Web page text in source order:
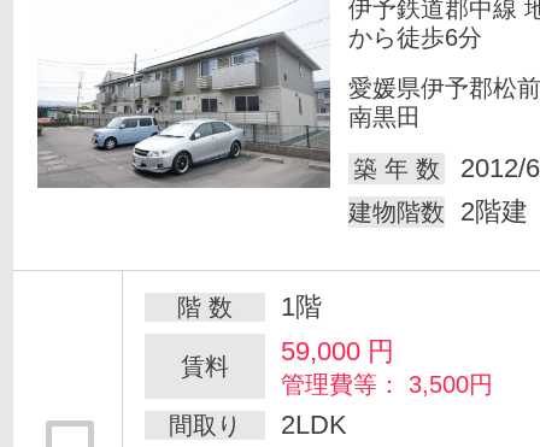
伊予鉄道郡中線
から徒歩6分
愛媛県伊予郡松
南黒田
築 年 数
2012/
建物階数 2階建
階 数 1階
賃料 59,000 円
管理費等： 3,500円
間取り
2LDK